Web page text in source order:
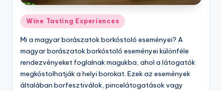
Posted
in
Wine Tasting Experiences
Mi a magyar borászatok borkóstoló eseményei? A
magyar borászatok borkóstoló eseményei különféle
rendezvényeket foglalnak magukba, ahol a látogatók
megkóstolhatják a helyi borokat. Ezek az események
általában borfesztiválok, pincelátogatások vagy